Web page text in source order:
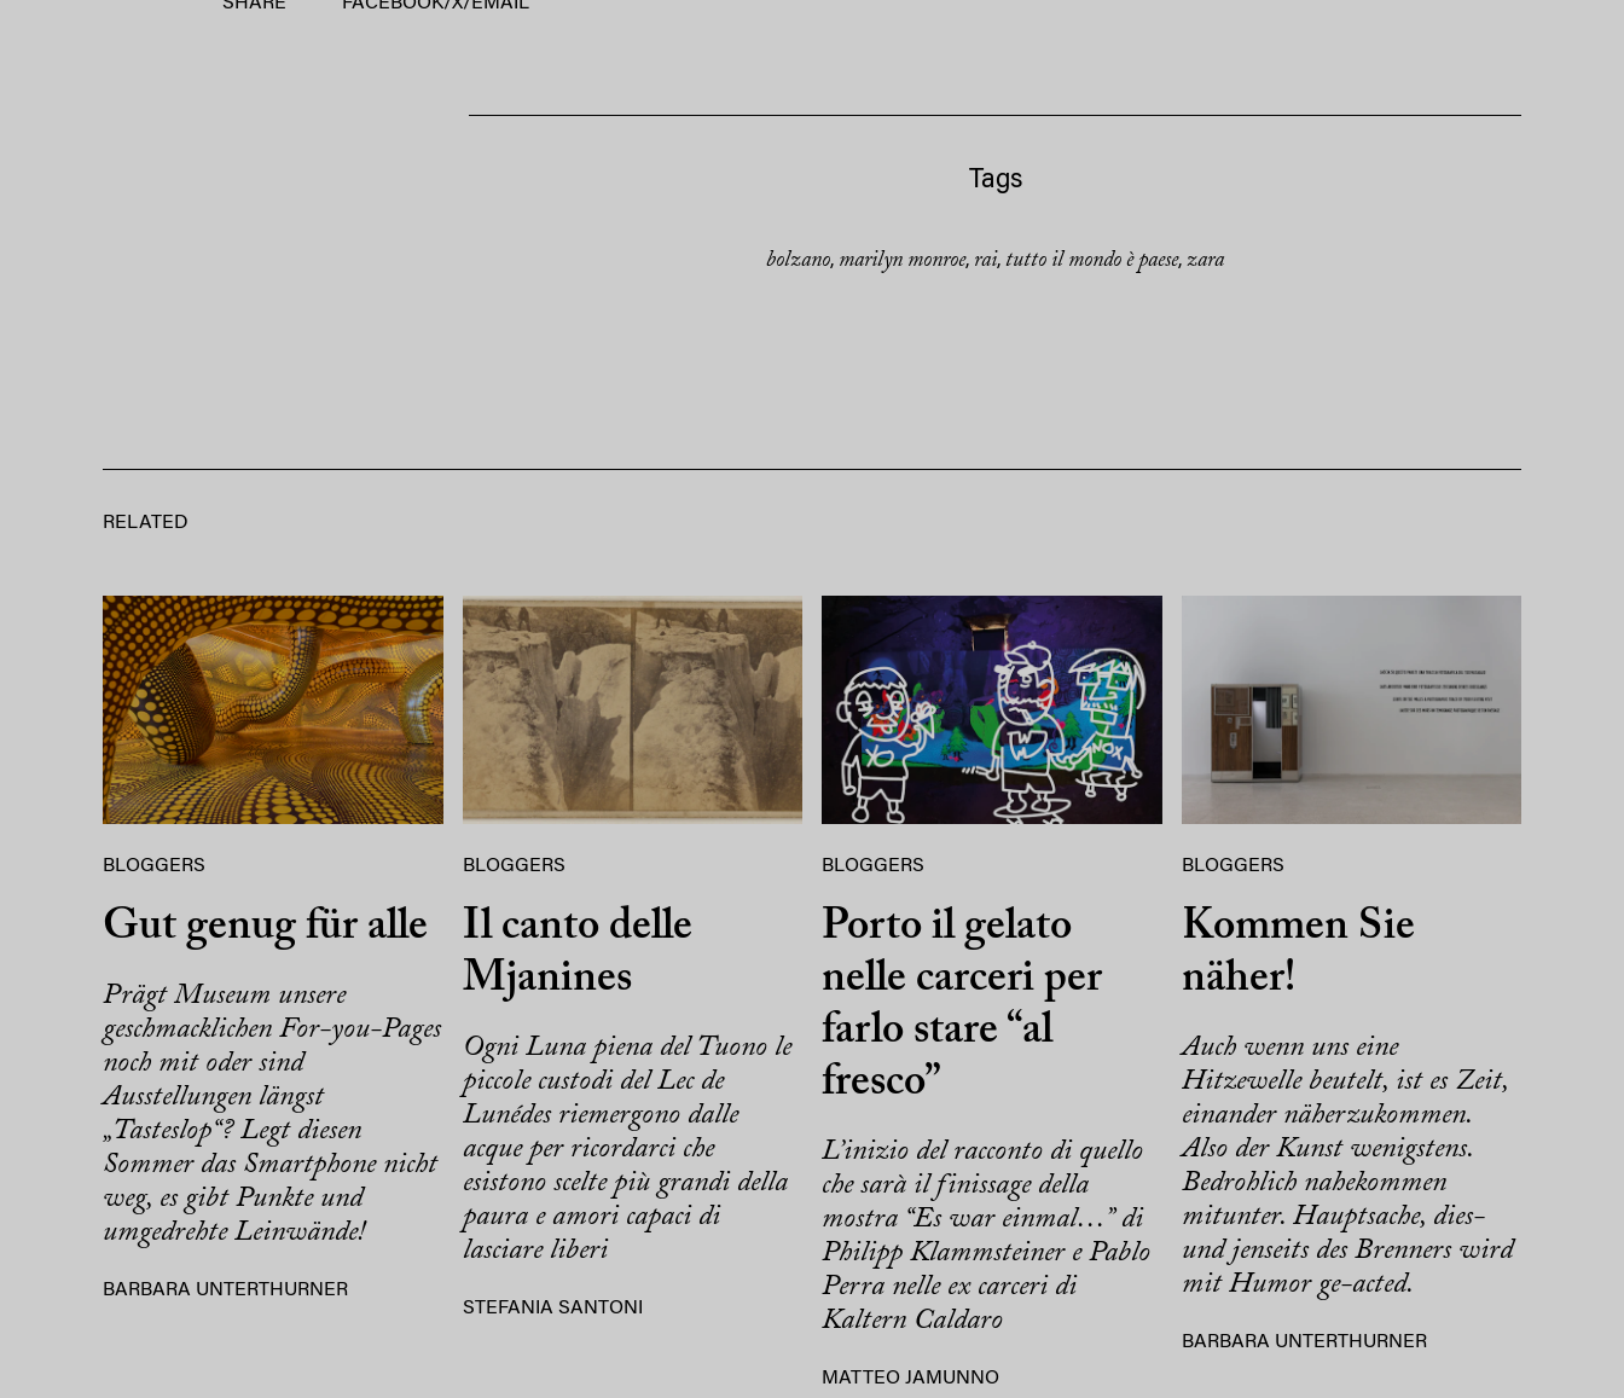
Tags
bolzano, marilyn monroe, rai, tutto il mondo è paese, zara
RELATED
BLOGGERS
Gut genug für alle
Prägt Museum unsere
geschmacklichen For-you-Pages
noch mit oder sind
Ausstellungen längst
„Tasteslop“? Legt diesen
Sommer das Smartphone nicht
weg, es gibt Punkte und
umgedrehte Leinwände!
BARBARA UNTERTHURNER
BLOGGERS
Il canto delle
Mjanines
Ogni Luna piena del Tuono le
piccole custodi del Lec de
Lunédes riemergono dalle
acque per ricordarci che
esistono scelte più grandi della
paura e amori capaci di
lasciare liberi
STEFANIA SANTONI
BLOGGERS
Porto il gelato
nelle carceri per
farlo stare “al
fresco”
L’inizio del racconto di quello
che sarà il finissage della
mostra “Es war einmal…” di
Philipp Klammsteiner e Pablo
Perra nelle ex carceri di
Kaltern Caldaro
MATTEO JAMUNNO
BLOGGERS
Kommen Sie
näher!
Auch wenn uns eine
Hitzewelle beutelt, ist es Zeit,
einander näherzukommen.
Also der Kunst wenigstens.
Bedrohlich nahekommen
mitunter. Hauptsache, dies-
und jenseits des Brenners wird
mit Humor ge-acted.
BARBARA UNTERTHURNER